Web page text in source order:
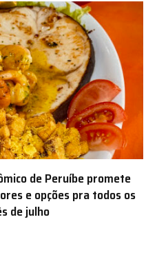
de Peruíbe promete
e opções pra todos os
de julho